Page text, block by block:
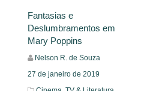
Fantasias e
Deslumbramentos em
Mary Poppins
Nelson R. de Souza
27 de janeiro de 2019